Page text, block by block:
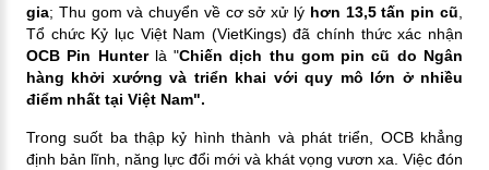
gia; Thu gom và chuyển về cơ sở xử lý hơn 13,5 tấn pin cũ
Tổ chức Kỷ lục Việt Nam (VietKings) đã chính thức xác nhận
OCB Pin Hunterlà "Chiến dịch thu gom pin cũ do Ngân
hàng khởi xướng và triển khai với quy mô lớn ở nhiều
điểm nhất tại Việt Nam".
Trong suốt ba thập kỷ hình thành và phát triển, OCB khẳng
định bản lĩnh, năng lực đổi mới và khát vọng vươn xa. Việc đón